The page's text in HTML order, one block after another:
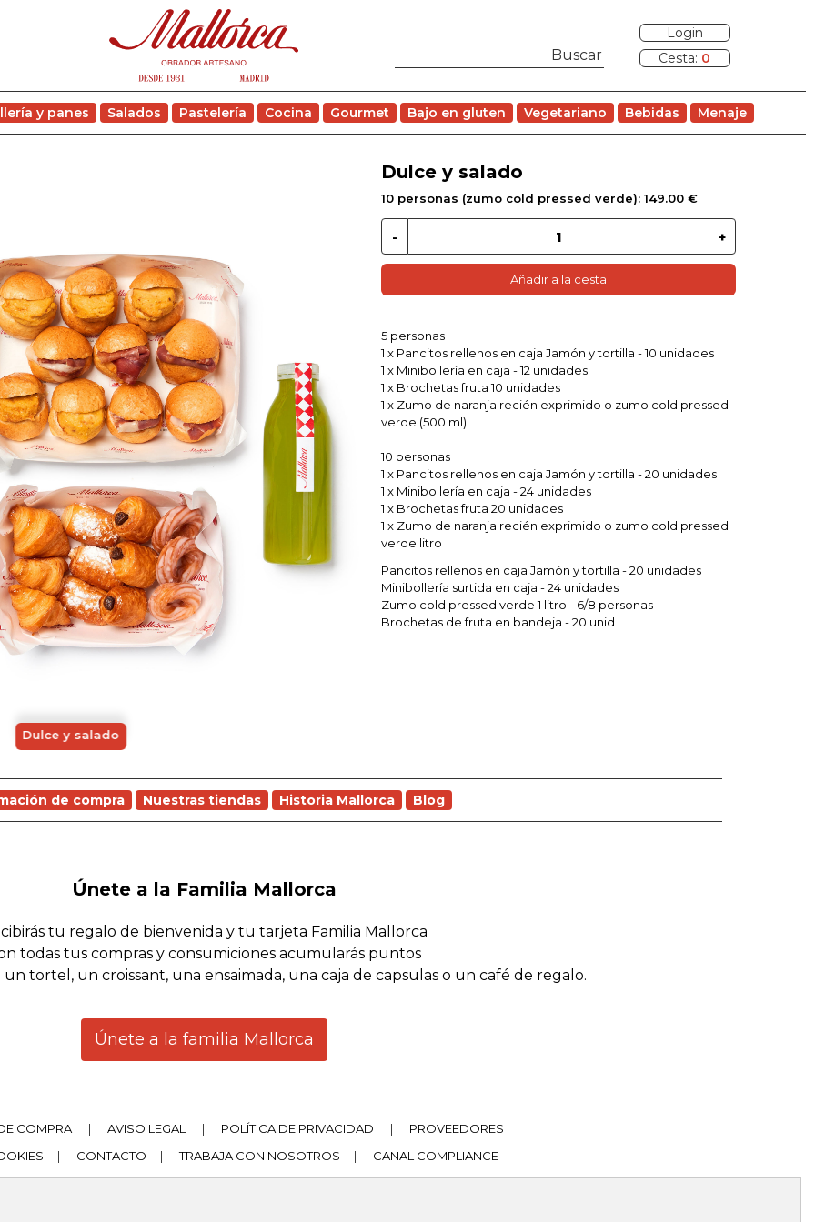
Login
Cesta: 0
y panes Salados Pastelería Cocina Gourmet Bajo en gluten Vegetariano Bebidas Menaje
Dulce y salado
Dulce y salado
10 personas (zumo cold pressed verde): 149.00 €
Añadir a la cesta
5 personas
1 x Pancitos rellenos en caja Jamón y tortilla - 10 unidades
1 x Minibollería en caja - 12 unidades
1 x Brochetas fruta 10 unidades
1 x Zumo de naranja recién exprimido o zumo cold pressed
verde (500 ml)
10 personas
1 x Pancitos rellenos en caja Jamón y tortilla - 20 unidades
1 x Minibollería en caja - 24 unidades
1 x Brochetas fruta 20 unidades
1 x Zumo de naranja recién exprimido o zumo cold pressed
verde litro
Pancitos rellenos en caja Jamón y tortilla - 20 unidades
Minibollería surtida en caja - 24 unidades
Zumo cold pressed verde 1 litro - 6/8 personas
Brochetas de fruta en bandeja - 20 unid
de compra Nuestras tiendas Historia Mallorca Blog
Únete a la Familia Mallorca
tu regalo de bienvenida y tu tarjeta Familia Mallorca
todas tus compras y consumiciones acumularás puntos
un tortel, un croissant, una ensaimada, una caja de capsulas o un café de regalo.
Únete a la familia Mallorca
COMPRA | AVISO LEGAL | POLÍTICA DE PRIVACIDAD |
PROVEEDORES
| CONTACTO | TRABAJA CON NOSOTROS | CANAL COMPLIANCE